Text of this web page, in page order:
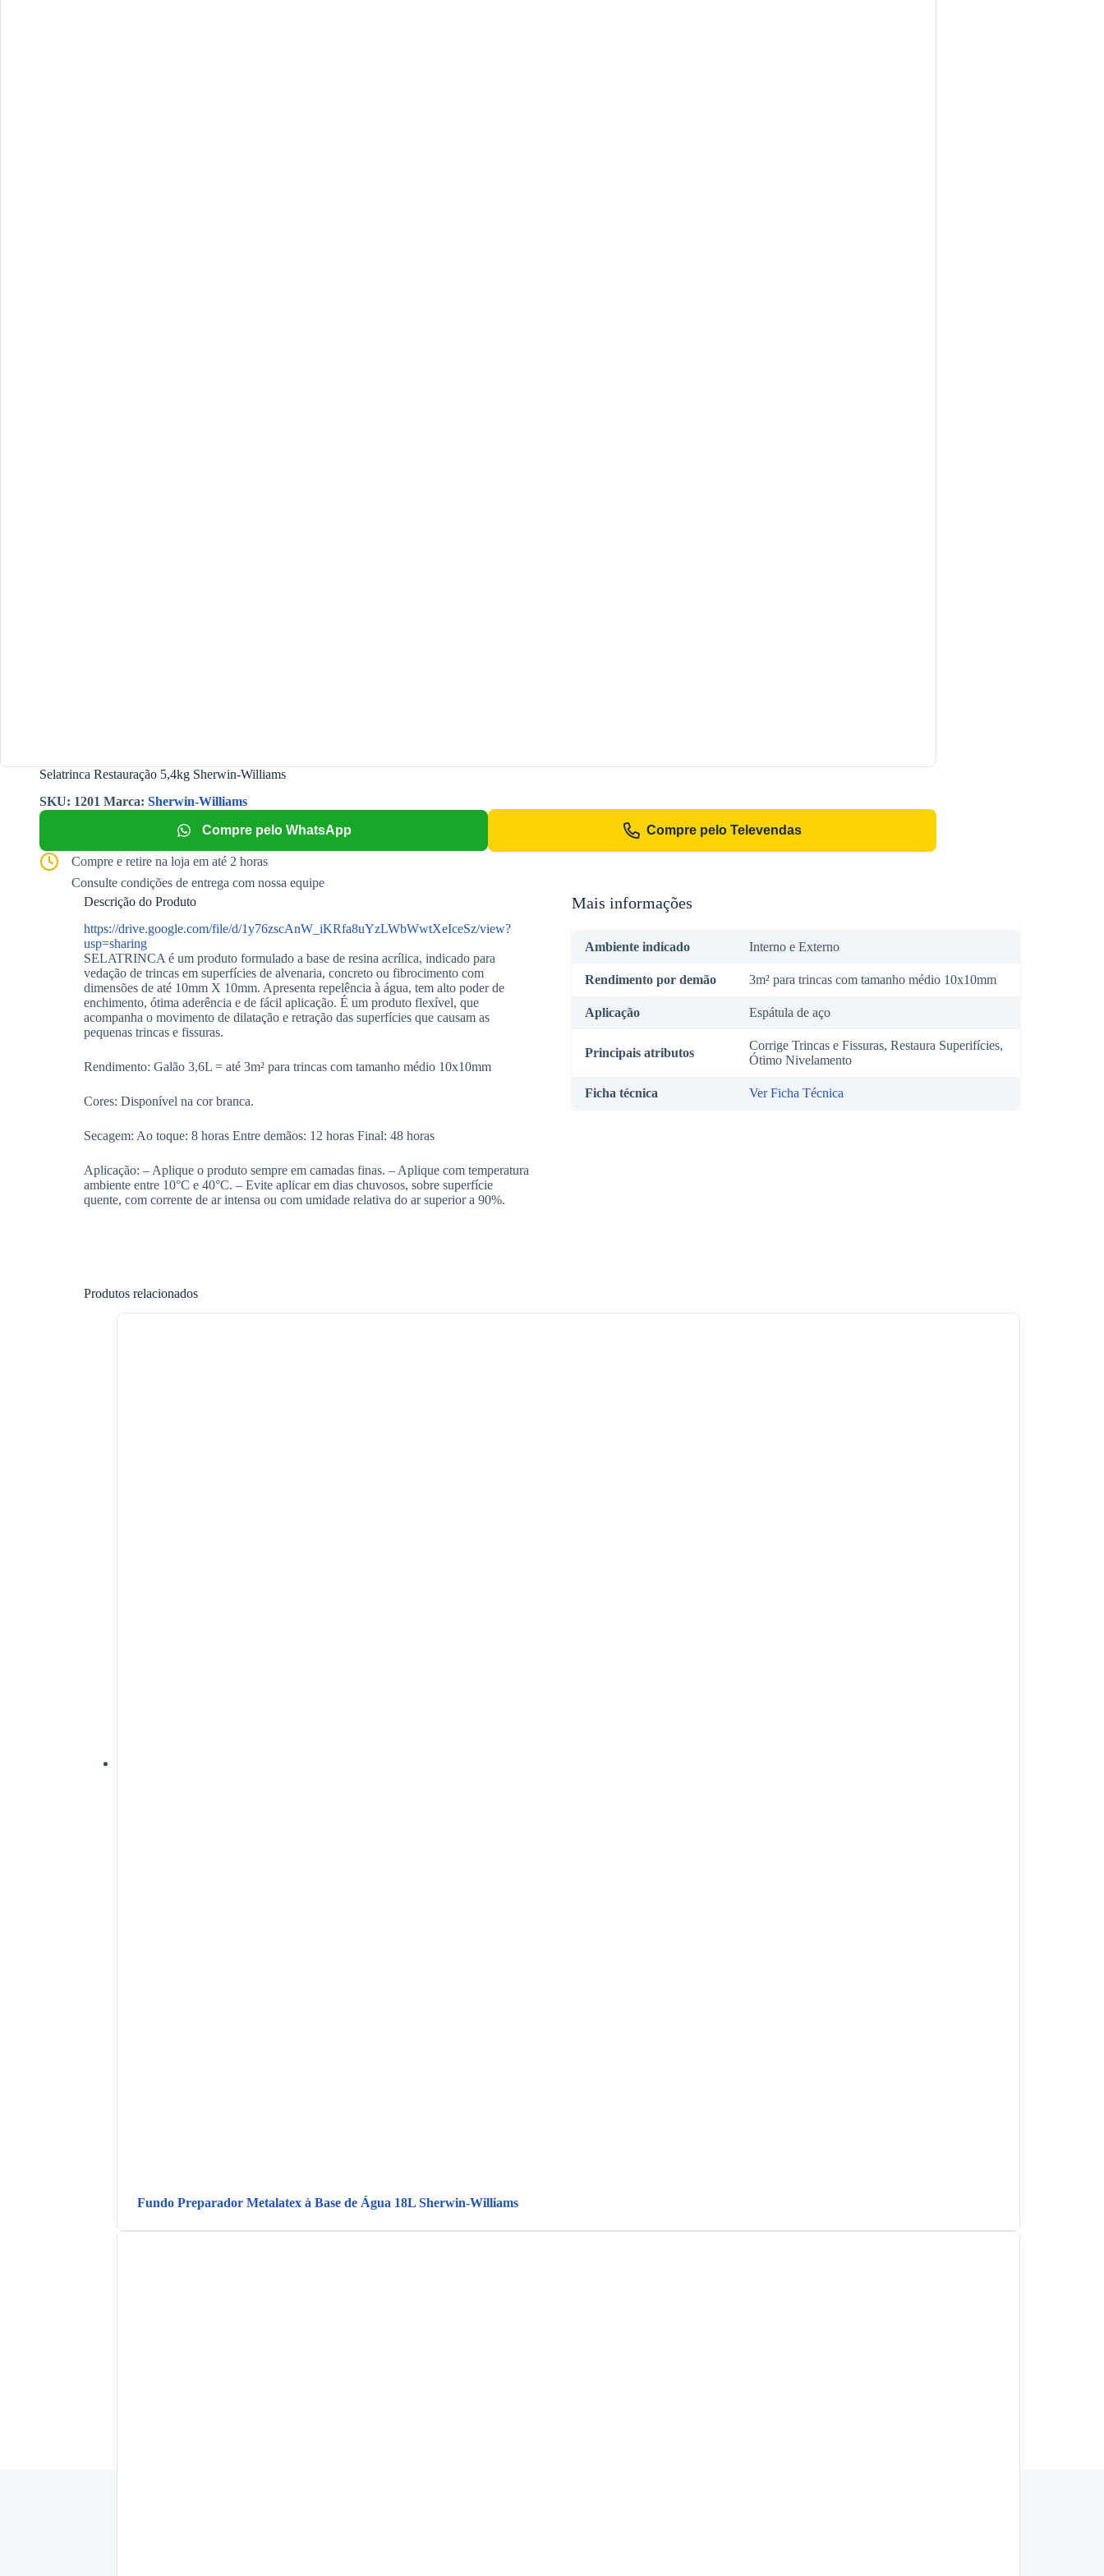
Selatrinca Restauração 5,4kg Sherwin-Williams
SKU: 1201 Marca: Sherwin-Williams
Compre pelo WhatsApp Compre pelo Televendas
Compre e retire na loja em até 2 horas
Consulte condições de entrega com nossa equipe
Descrição do Produto
https://drive.google.com/file/d/1y76zscAnW_iKRfa8uYzLWbWwtXeIceSz/view?
usp=sharing
SELATRINCA é um produto formulado a base de resina acrílica, indicado para
vedação de trincas em superfícies de alvenaria, concreto ou fibrocimento com
dimensões de até 10mm X 10mm. Apresenta repelência à água, tem alto poder de
enchimento, ótima aderência e de fácil aplicação. É um produto flexível, que
acompanha o movimento de dilatação e retração das superfícies que causam as
pequenas trincas e fissuras.
Rendimento: Galão 3,6L = até 3m² para trincas com tamanho médio 10x10mm
Cores: Disponível na cor branca.
Secagem: Ao toque: 8 horas Entre demãos: 12 horas Final: 48 horas
Aplicação: – Aplique o produto sempre em camadas finas. – Aplique com temperatura
ambiente entre 10°C e 40°C. – Evite aplicar em dias chuvosos, sobre superfície
quente, com corrente de ar intensa ou com umidade relativa do ar superior a 90%.
Mais informações
Ambiente indicado Interno e Externo
Rendimento por demão 3m² para trincas com tamanho médio 10x10mm
Aplicação Espátula de aço
Principais atributos
Corrige Trincas e Fissuras, Restaura Superifícies,
Ótimo Nivelamento
Ficha técnica Ver Ficha Técnica
Produtos relacionados
Fundo Preparador Metalatex à Base de Água 18L Sherwin-Williams